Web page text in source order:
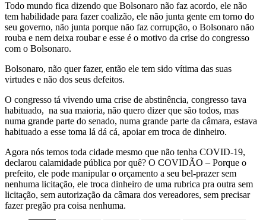
Todo mundo fica dizendo que Bolsonaro não faz acordo, ele não
tem habilidade para fazer coalizão, ele não junta gente em torno do
seu governo, não junta porque não faz corrupção, o Bolsonaro não
rouba e nem deixa roubar e esse é o motivo da crise do congresso
com o Bolsonaro.
Bolsonaro, não quer fazer, então ele tem sido vítima das suas
virtudes e não dos seus defeitos.
O congresso tá vivendo uma crise de abstinência, congresso tava
habituado, na sua maioria, não quero dizer que são todos, mas
numa grande parte do senado, numa grande parte da câmara, estava
habituado a esse toma lá dá cá, apoiar em troca de dinheiro.
Agora nós temos toda cidade mesmo que não tenha COVID-19,
declarou calamidade pública por quê? O COVIDÃO – Porque o
prefeito, ele pode manipular o orçamento a seu bel-prazer sem
nenhuma licitação, ele troca dinheiro de uma rubrica pra outra sem
licitação, sem autorização da câmara dos vereadores, sem precisar
fazer pregão pra coisa nenhuma.